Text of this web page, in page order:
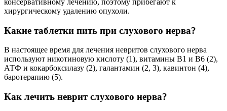
консервативному лечению, поэтому прибегают к
хирургическому удалению опухоли.
Какие таблетки пить при слухового нерва?
В настоящее время для лечения невритов слухового нерва
используют никотиновую кислоту (1), витамины В1 и В6 (2),
АТФ и кокарбоксилазу (2), галантамин (2, 3), кавинтон (4),
баротерапию (5).
Как лечить неврит слухового нерва?